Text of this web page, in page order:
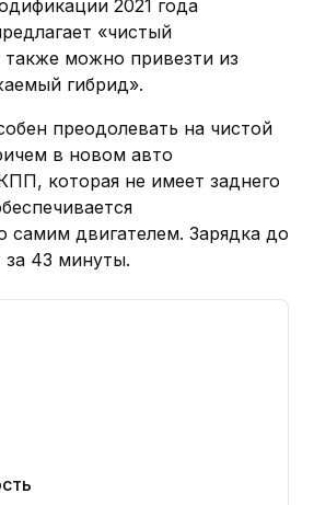
2021 года
«чистый
также можно привезти из
гибрид».
преодолевать на чистой
в новом авто
которая не имеет заднего
самим двигателем. Зарядка до
43 минуты.